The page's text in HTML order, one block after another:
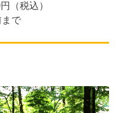
（税込）
で